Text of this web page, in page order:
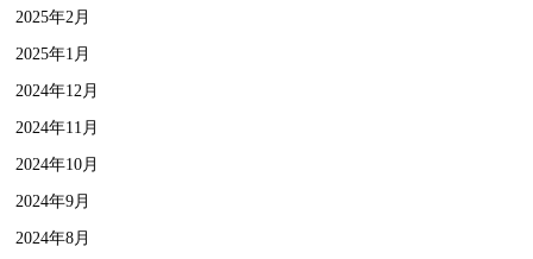
2025年2月
2025年1月
2024年12月
2024年11月
2024年10月
2024年9月
2024年8月